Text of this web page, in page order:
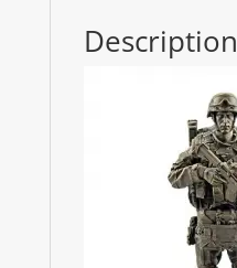
Description